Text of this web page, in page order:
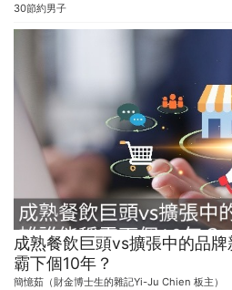
30節約男子
成熟餐飲巨頭vs擴張中的品
霸下個10年？
簡憶茹（財金博士生的雜記Yi-Ju Chien 板主）